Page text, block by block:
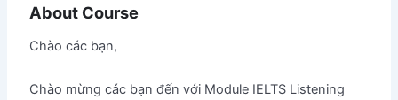
About Course
Chào các bạn,
Chào mừng các bạn đến với Module IELTS Listening